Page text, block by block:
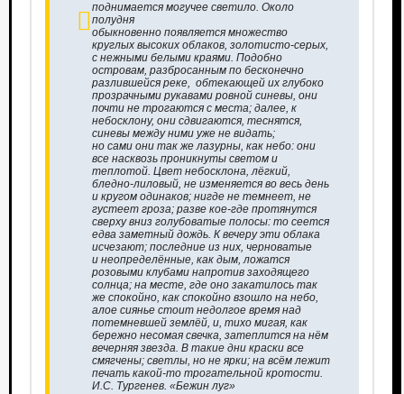
поднимается могучее светило. Около
полудня
обыкновенно появляется множество
круглых высоких облаков, золотисто-серых,
с нежными белыми краями. Подобно
островам, разбросанным по бесконечно
разлившейся реке, обтекающей их глубоко
прозрачными рукавами ровной синевы, они
почти не трогаются с места; далее, к
небосклону, они сдвигаются, теснятся,
синевы между ними уже не видать;
но сами они так же лазурны, как небо: они
все насквозь проникнуты светом и
теплотой. Цвет небосклона, лёгкий,
бледно-лиловый, не изменяется во весь день
и кругом одинаков; нигде не темнеет, не
густеет гроза; разве кое-где протянутся
сверху вниз голубоватые полосы: то сеется
едва заметный дождь. К вечеру эти облака
исчезают; последние из них, черноватые
и неопределённые, как дым, ложатся
розовыми клубами напротив заходящего
солнца; на месте, где оно закатилось так
же спокойно, как спокойно взошло на небо,
алое сиянье стоит недолгое время над
потемневшей землёй, и, тихо мигая, как
бережно несомая свечка, затеплится на нём
вечерняя звезда. В такие дни краски все
смягчены; светлы, но не ярки; на всём лежит
печать какой-то трогательной кротости.
И.С. Тургенев. «Бежин луг»